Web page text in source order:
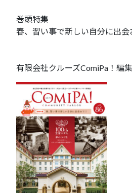
巻頭特集
春、習い事で新しい自分に出会
有限会社クルーズComiPa！編